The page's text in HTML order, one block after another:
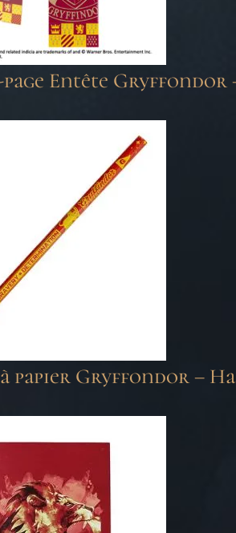
page Entête
papier Gryffondor –